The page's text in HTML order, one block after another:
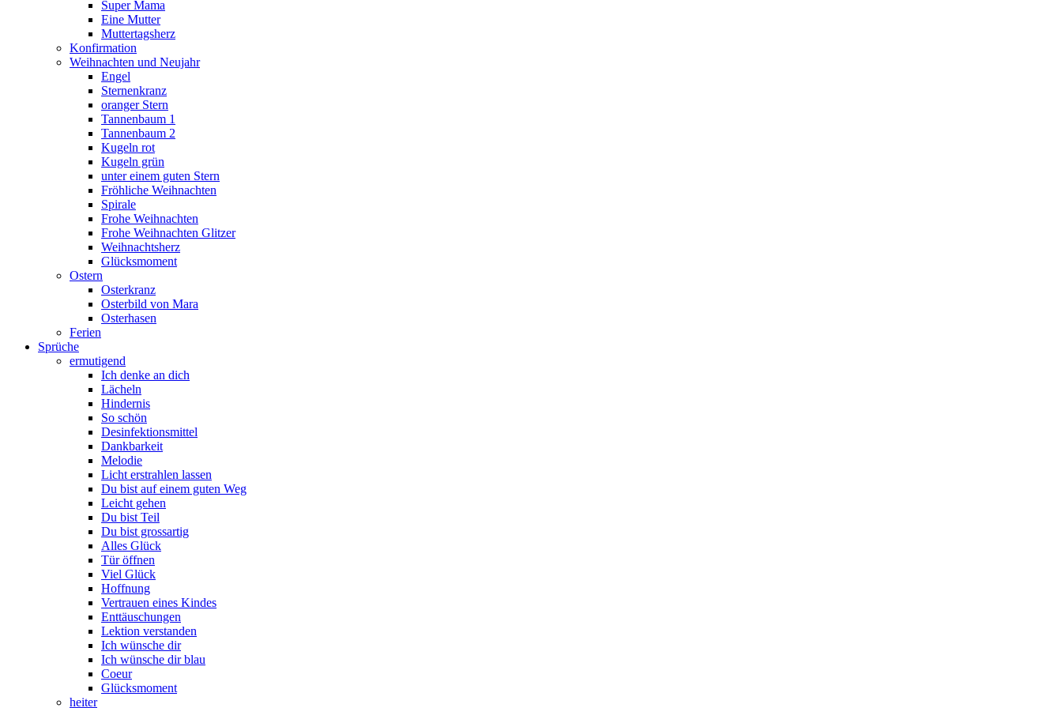
Super Mama
Eine Mutter
Muttertagsherz
Konfirmation
Weihnachten und Neujahr
Engel
Sternenkranz
oranger Stern
Tannenbaum 1
Tannenbaum 2
Kugeln rot
Kugeln grün
unter einem guten Stern
Fröhliche Weihnachten
Spirale
Frohe Weihnachten
Frohe Weihnachten Glitzer
Weihnachtsherz
Glücksmoment
Ostern
Osterkranz
Osterbild von Mara
Osterhasen
Ferien
Sprüche
ermutigend
Ich denke an dich
Lächeln
Hindernis
So schön
Desinfektionsmittel
Dankbarkeit
Melodie
Licht erstrahlen lassen
Du bist auf einem guten Weg
Leicht gehen
Du bist Teil
Du bist grossartig
Alles Glück
Tür öffnen
Viel Glück
Hoffnung
Vertrauen eines Kindes
Enttäuschungen
Lektion verstanden
Ich wünsche dir
Ich wünsche dir blau
Coeur
Glücksmoment
heiter